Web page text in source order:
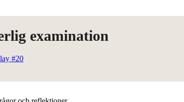
examination
#20